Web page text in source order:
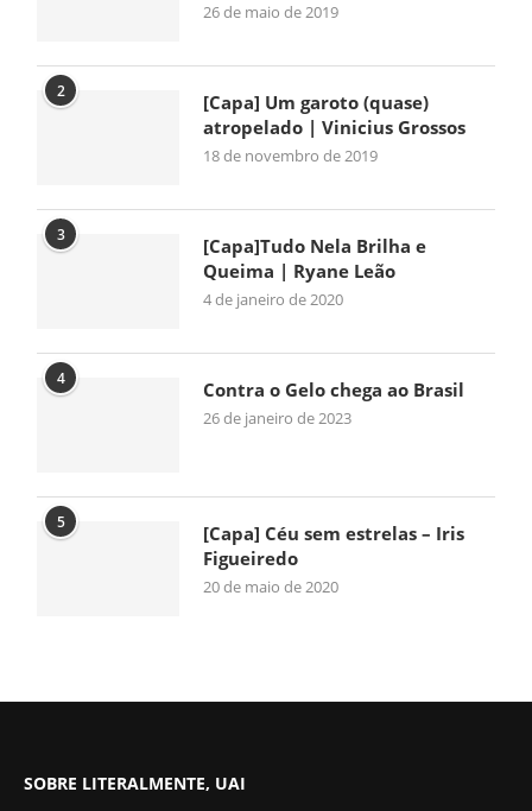
26 de maio de 2019
2
[Capa] Um garoto (quase)
atropelado | Vinicius Grossos
18 de novembro de 2019
3
[Capa]Tudo Nela Brilha e
Queima | Ryane Leão
4 de janeiro de 2020
4 Contra o Gelo chega ao Brasil
26 de janeiro de 2023
5
[Capa] Céu sem estrelas – Iris
Figueiredo
20 de maio de 2020
SOBRE LITERALMENTE, UAI